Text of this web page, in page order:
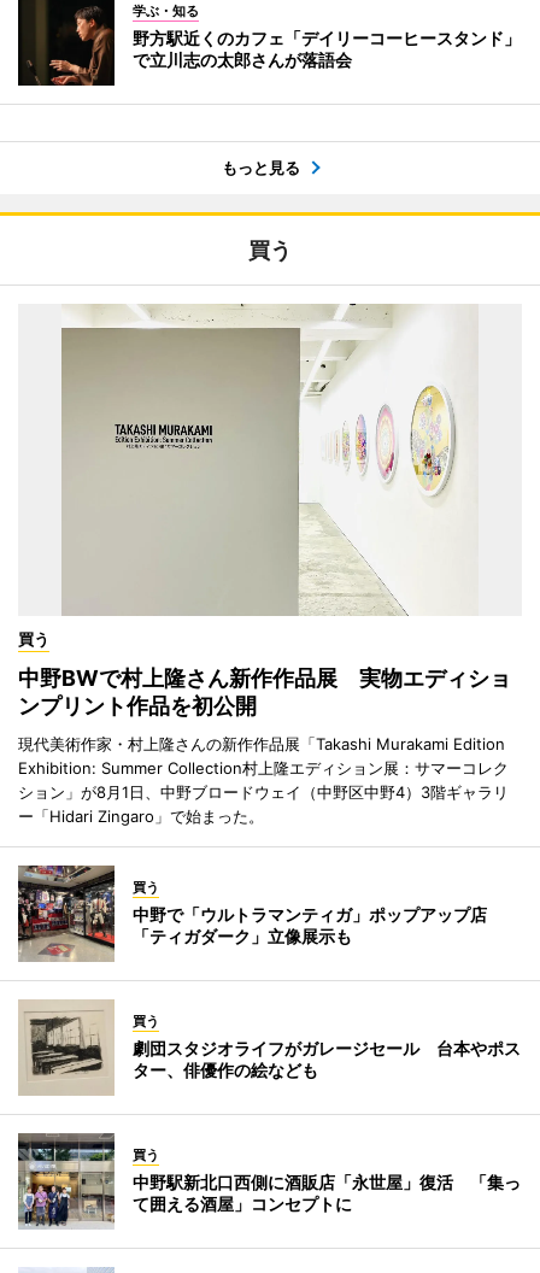
学ぶ・知る
野方駅近くのカフェ「デイリーコーヒースタンド」
で立川志の太郎さんが落語会
もっと見る
買う
買う
中野BWで村上隆さん新作作品展 実物エディショ
ンプリント作品を初公開
現代美術作家・村上隆さんの新作作品展「Takashi Murakami Edition
Exhibition: Summer Collection村上隆エディション展：サマーコレク
ション」が8月1日、中野ブロードウェイ（中野区中野4）3階ギャラリ
ー「Hidari Zingaro」で始まった。
買う
中野で「ウルトラマンティガ」ポップアップ店
「ティガダーク」立像展示も
買う
劇団スタジオライフがガレージセール 台本やポス
ター、俳優作の絵なども
買う
中野駅新北口西側に酒販店「永世屋」復活 「集っ
て囲える酒屋」コンセプトに